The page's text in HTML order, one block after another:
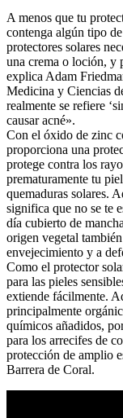
A menos que tu
contenga algún tipo
protectores solares
una crema o loción, y
explica Adam
Medicina y Ciencias
realmente se refiere
causar acné».
Con el óxido de zinc
proporciona una
protege contra los
prematuramente tu
quemaduras solares.
significa que no se te
día cubierto de
origen vegetal
envejecimiento y a
Como el protector
para las pieles
extiende fácilmente.
principalmente
químicos añadidos,
para los arrecifes de
protección de amplio
Barrera de Coral.